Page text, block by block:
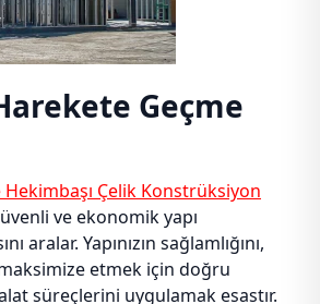
Geçme
Çelik Konstrüksiyon
ve ekonomik yapı
aralar. Yapınızın sağlamlığını,
maksimize etmek için doğru
süreçlerini uygulamak esastır.